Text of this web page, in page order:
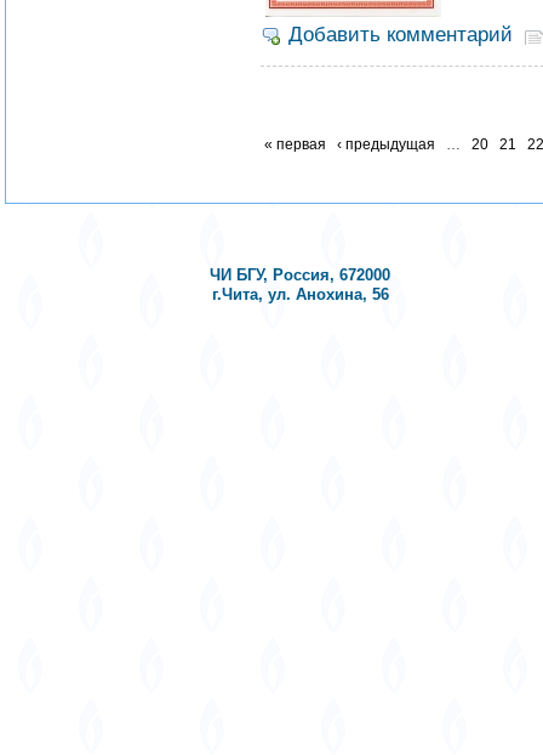
Добавить комментарий
« первая ‹ предыдущая … 20 21 22
ЧИ БГУ, Россия, 672000
г.Чита, ул. Анохина, 56